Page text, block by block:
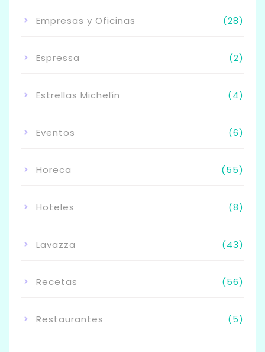
Empresas y Oficinas (28)
Espressa (2)
Estrellas Michelín (4)
Eventos (6)
Horeca (55)
Hoteles (8)
Lavazza (43)
Recetas (56)
Restaurantes (5)